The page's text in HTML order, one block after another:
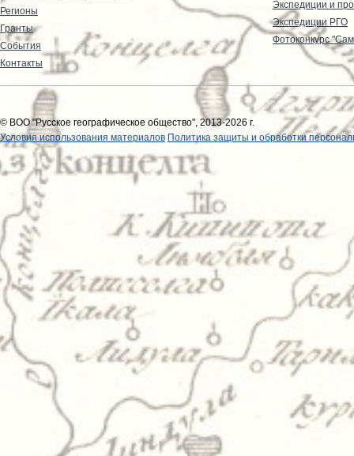
Регионы
Гранты
События
Контакты
Экспедиции и
Экспедиции РГО
Фотоконкурс
© ВОО "Русское географическое общество", 2013-2026 г.
Условия использования материалов Политика защиты и обработки